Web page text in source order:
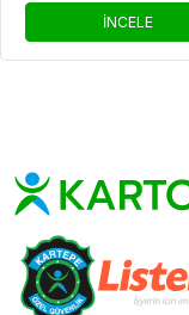
İNCELE